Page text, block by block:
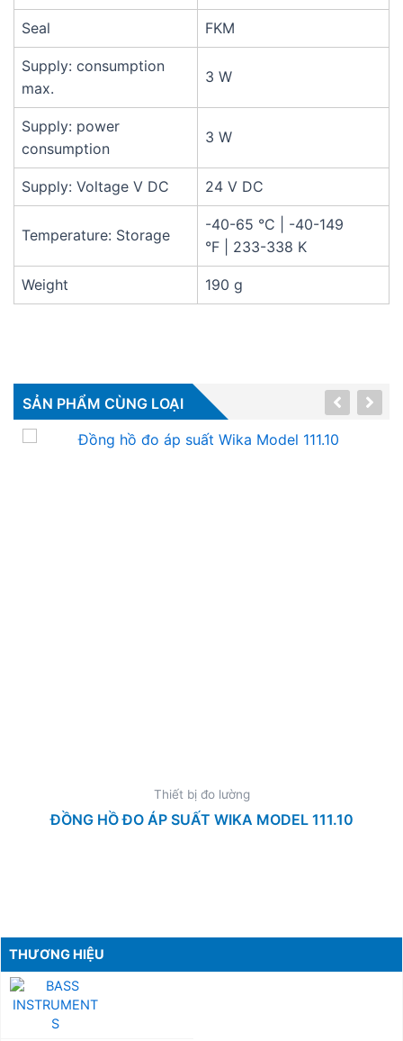
THƯƠNG HIỆU
Seal FKM
Supply: consumption
max.
3 W
Supply: power
consumption
3 W
Supply: Voltage V DC 24 V DC
Temperature: Storage
-40-65 °C
-40-149
°F
233-338 K
Weight 190 g
SẢN PHẨM CÙNG LOẠI
Thiết bị đo lường
ĐỒNG HỒ ĐO ÁP SUẤT WIKA MODEL 111.10